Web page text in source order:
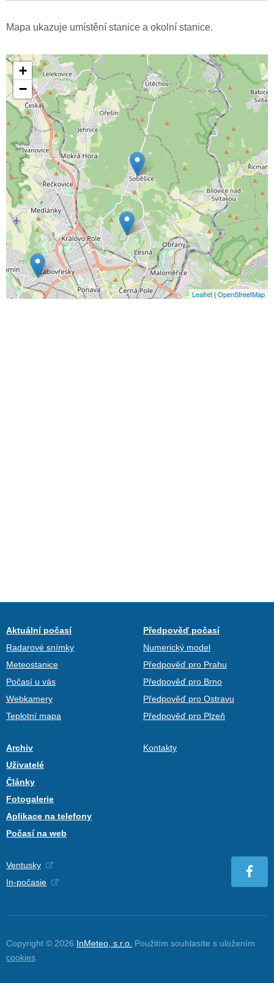
Mapa ukazuje umístění stanice a okolní stanice.
+
−
Leaflet | OpenStreetMap
Aktuální počasí
Radarové snímky
Meteostanice
Počasí u vás
Webkamery
Teplotní mapa
Předpověď počasí
Numerický model
Předpověď pro Prahu
Předpověď pro Brno
Předpověď pro Ostravu
Předpověď pro Plzeň
Archiv
Uživatelé
Články
Fotogalerie
Aplikace na telefony
Počasí na web
Kontakty
Ventusky
In-počasie
Copyright © 2026 InMeteo, s.r.o. Použitím souhlasíte s uložením
cookies